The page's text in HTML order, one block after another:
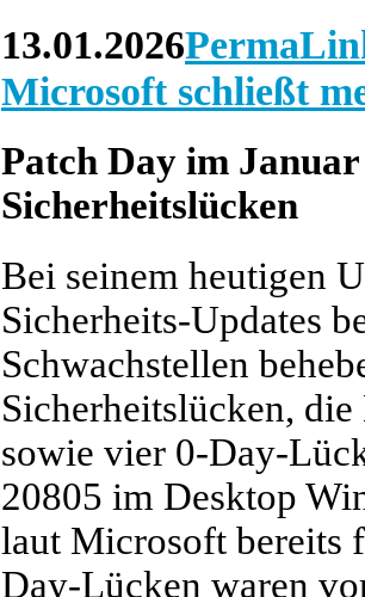
13.01.2026
Microsoft schließt
Patch Day im
Sicherheitslücken
Bei seinem heutigen
Sicherheits-Updates
Schwachstellen
Sicherheitslücken,
sowie vier 0-Day-
20805 im Desktop
laut Microsoft bereits
Day-Lücken waren